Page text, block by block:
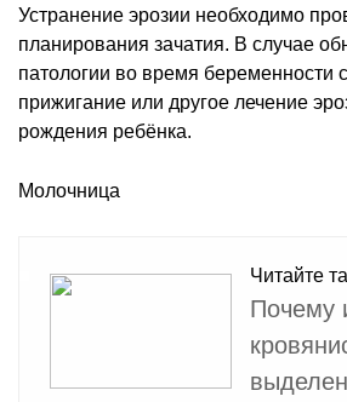
Устранение эрозии необходимо
планирования зачатия. В случае
патологии во время беременности
прижигание или другое лечение
рождения ребёнка.
Молочница
Читайте
Почему